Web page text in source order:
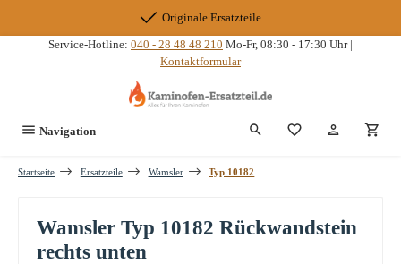
Originale Ersatzteile
Service-Hotline: 040 - 28 48 48 210 Mo-Fr, 08:30 - 17:30 Uhr |
Kontaktformular
Navigation Du hast 0
Startseite Ersatzteile Wamsler Typ 10182
Wamsler Typ 10182 Rückwandstein
rechts unten